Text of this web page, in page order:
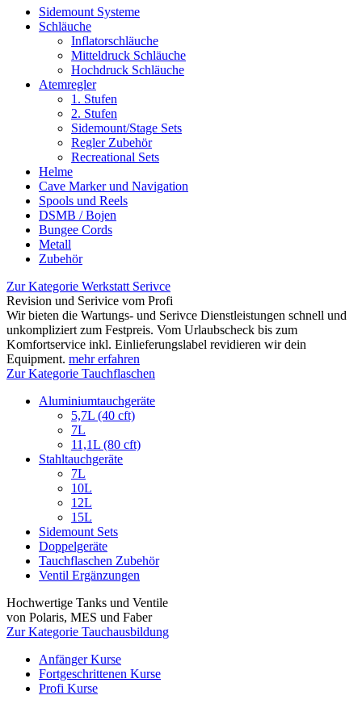
Sidemount Systeme
Schläuche
Inflatorschläuche
Mitteldruck Schläuche
Hochdruck Schläuche
Atemregler
1. Stufen
2. Stufen
Sidemount/Stage Sets
Regler Zubehör
Recreational Sets
Helme
Cave Marker und Navigation
Spools und Reels
DSMB / Bojen
Bungee Cords
Metall
Zubehör
Zur Kategorie Werkstatt Serivce
Revision und Serivice vom Profi
Wir bieten die Wartungs- und Serivce Dienstleistungen schnell und
unkompliziert zum Festpreis. Vom Urlaubscheck bis zum
Komfortservice inkl. Einlieferungslabel revidieren wir dein
Equipment. mehr erfahren
Zur Kategorie Tauchflaschen
Aluminiumtauchgeräte
5,7L (40 cft)
7L
11,1L (80 cft)
Stahltauchgeräte
7L
10L
12L
15L
Sidemount Sets
Doppelgeräte
Tauchflaschen Zubehör
Ventil Ergänzungen
Hochwertige Tanks und Ventile
von Polaris, MES und Faber
Zur Kategorie Tauchausbildung
Anfänger Kurse
Fortgeschrittenen Kurse
Profi Kurse